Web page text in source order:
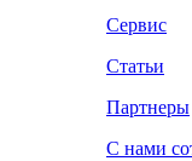
Сервис
Статьи
Партнеры
С нами